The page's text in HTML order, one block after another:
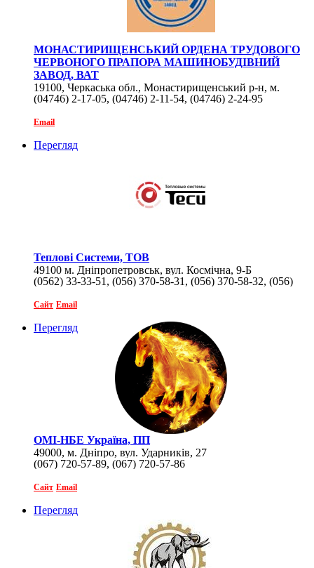
МОНАСТИРИЩЕНСЬКИЙ ОРДЕНА ТРУДОВОГО
ЧЕРВОНОГО ПРАПОРА МАШИНОБУДІВНИЙ
ЗАВОД, ВАТ
19100, Черкаська обл., Монастирищенський р-н, м.
Монастирище, вул. Леніна, 122
(04746) 2-17-05, (04746) 2-11-54, (04746) 2-24-95
Email
Перегляд
Теплові Системи, ТОВ
49100 м. Дніпропетровськ, вул. Космічна, 9-Б
(0562) 33-33-51, (056) 370-58-31, (056) 370-58-32, (056)
Сайт Email
Перегляд
ОМІ-НБЕ Україна, ПП
49000, м. Дніпро, вул. Ударників, 27
(067) 720-57-89, (067) 720-57-86
Сайт Email
Перегляд